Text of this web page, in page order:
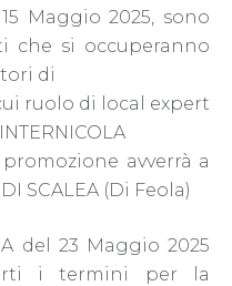
Maggio 2025, sono
che si occuperanno
di
ruolo di local expert
avverrà a
SCALEA (Di Feola)
del 23 Maggio 2025
i termini per la